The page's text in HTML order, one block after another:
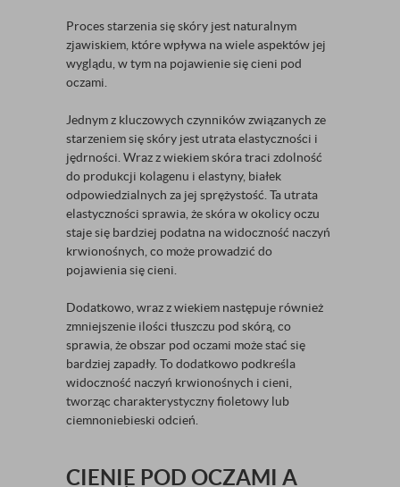
Proces starzenia się skóry jest naturalnym
zjawiskiem, które wpływa na wiele aspektów jej
wyglądu, w tym na pojawienie się cieni pod
oczami.
Jednym z kluczowych czynników związanych ze
starzeniem się skóry jest utrata elastyczności i
jędrności. Wraz z wiekiem skóra traci zdolność
do produkcji kolagenu i elastyny, białek
odpowiedzialnych za jej sprężystość. Ta utrata
elastyczności sprawia, że skóra w okolicy oczu
staje się bardziej podatna na widoczność naczyń
krwionośnych, co może prowadzić do
pojawienia się cieni.
Dodatkowo, wraz z wiekiem następuje również
zmniejszenie ilości tłuszczu pod skórą, co
sprawia, że obszar pod oczami może stać się
bardziej zapadły. To dodatkowo podkreśla
widoczność naczyń krwionośnych i cieni,
tworząc charakterystyczny fioletowy lub
ciemnoniebieski odcień.
CIENIE POD OCZAMI A